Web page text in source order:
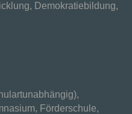
Demokratiebildung,
Förderschule,